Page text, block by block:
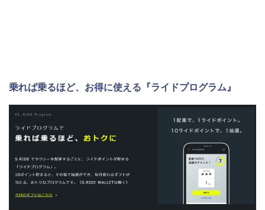
乗れば乗るほど、お得に使える『ライドプログラム』